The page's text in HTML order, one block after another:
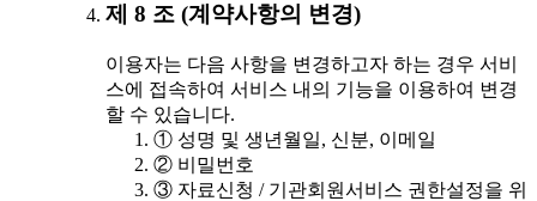
제 8 조 (계약사항의 변경)
이용자는 다음 사항을 변경하고자 하는 경우 서비
스에 접속하여 서비스 내의 기능을 이용하여 변경
할 수 있습니다.
① 성명 및 생년월일, 신분, 이메일
② 비밀번호
③ 자료신청 / 기관회원서비스 권한설정을 위